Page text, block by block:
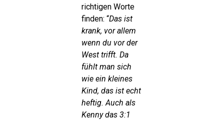
richtigen Worte
finden: “Das ist
krank, vor allem
wenn du vor der
West trifft. Da
fühlt man sich
wie ein kleines
Kind, das ist echt
heftig. Auch als
Kenny das 3:1